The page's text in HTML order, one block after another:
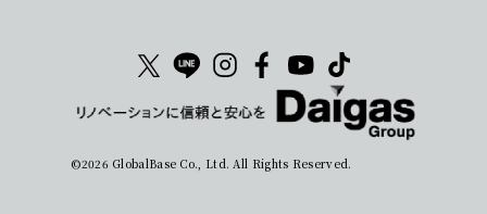
©2026 GlobalBase Co., Ltd. All Rights Reserved.